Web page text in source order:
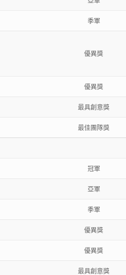
季軍
優異獎
優異獎
最具創意獎
最佳團隊獎
冠軍
亞軍
季軍
優異獎
優異獎
最具創意獎